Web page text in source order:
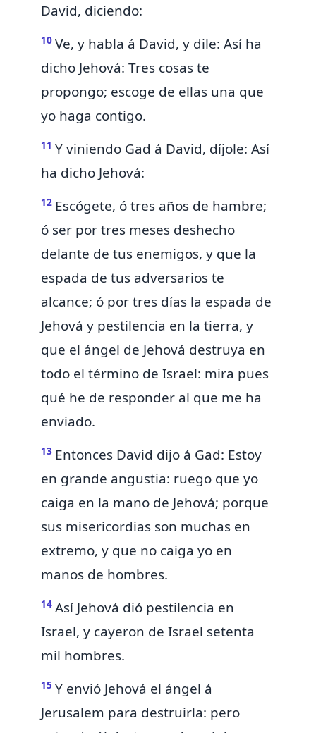
David, diciendo:
10 Ve, y habla á David, y dile: Así ha
dicho Jehová: Tres cosas te
propongo; escoge de ellas una que
yo haga contigo.
11 Y viniendo Gad á David, díjole: Así
ha dicho Jehová:
12 Escógete, ó tres años de hambre;
ó ser por tres meses deshecho
delante de tus enemigos, y que la
espada de tus adversarios te
alcance; ó por tres días la espada de
Jehová y pestilencia en la tierra, y
que el ángel de Jehová destruya en
todo el término de Israel: mira pues
qué he de responder al que me ha
enviado.
13 Entonces David dijo á Gad: Estoy
en grande angustia: ruego que yo
caiga en la mano de Jehová; porque
sus misericordias son muchas en
extremo, y que no caiga yo en
manos de hombres.
14 Así Jehová dió pestilencia en
Israel, y cayeron de Israel setenta
mil hombres.
15 Y envió Jehová el ángel á
Jerusalem para destruirla: pero